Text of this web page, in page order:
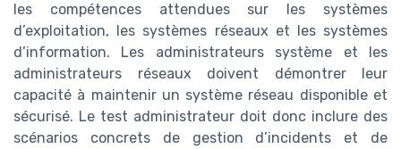
les compétences attendues sur les systèmes
d’exploitation, les systèmes réseaux et les systèmes
d’information. Les administrateurs système et les
administrateurs réseaux doivent démontrer leur
capacité à maintenir un système réseau disponible et
sécurisé. Le test administrateur doit donc inclure des
scénarios concrets de gestion d’incidents et de